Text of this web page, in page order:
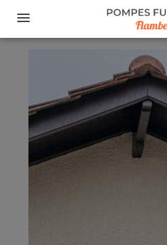
ORGANISER DES OBSÈQUES
PRÉVOIR SES OBSÈQUES
MONUMENTS FUNÉRAIRES
NOS AGENCES
SAINT-ANDRÉ-DE-CUBZAC
FUNÉRARIUM